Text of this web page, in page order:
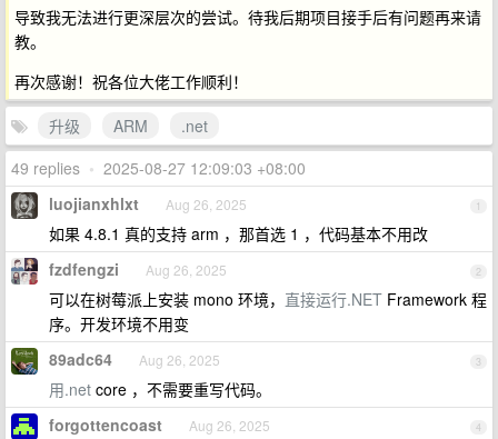
导致我无法进行更深层次的尝试。待我后期项目接手后有问题再来请
教。
再次感谢！祝各位大佬工作顺利！
升级
ARM
.net
49 replies • 2025-08-27 12:09:03 +08:00
1
luojianxhlxt Aug 26, 2025
如果 4.8.1 真的支持 arm ，那首选 1 ，代码基本不用改
2
fzdfengzi Aug 26, 2025
可以在树莓派上安装 mono 环境， 直接运行.NET Framework 程
序。开发环境不用变
3
89adc64 Aug 26, 2025
用.net core ，不需要重写代码。
4
forgottencoast Aug 26, 2025